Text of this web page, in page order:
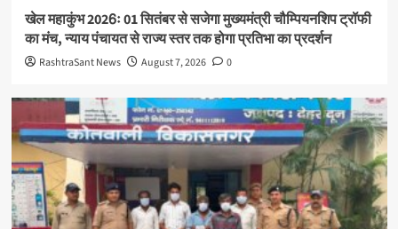
खेल महाकुंभ 2026ः 01 सितंबर से सजेगा मुख्यमंत्री चौम्पियनशिप ट्रॉफी
का मंच, न्याय पंचायत से राज्य स्तर तक होगा प्रतिभा का प्रदर्शन
RashtraSant News August 7, 2026 0